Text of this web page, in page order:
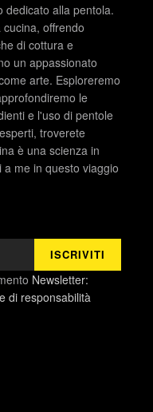
dedicato alla pentola.
offrendo
di cottura e
un appassionato
arte. Esploreremo
le
e l'uso di pentole
troverete
è una scienza in
me in questo viaggio
Newsletter:
di responsabilità